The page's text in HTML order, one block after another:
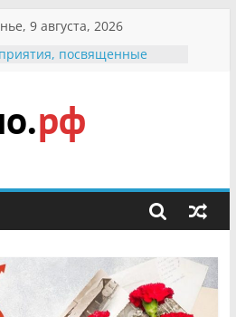
9 августа, 2026
посвященные
Инжавинского округа»
Великой
фронтовичке
в сети Интернет
«Сохраним
Воронинского
родились крапчатые